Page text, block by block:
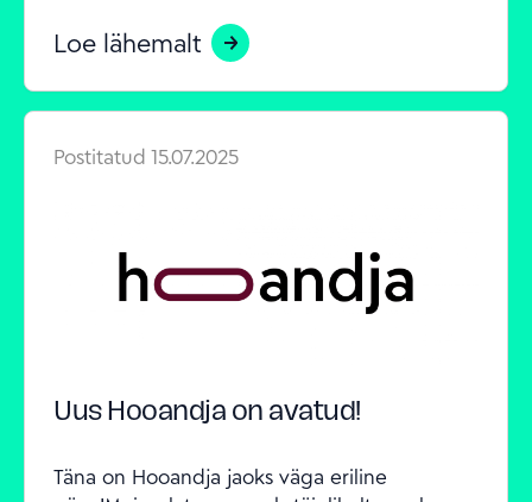
Loe lähemalt
Postitatud 15.07.2025
Uus Hooandja on avatud!
Täna on Hooandja jaoks väga eriline